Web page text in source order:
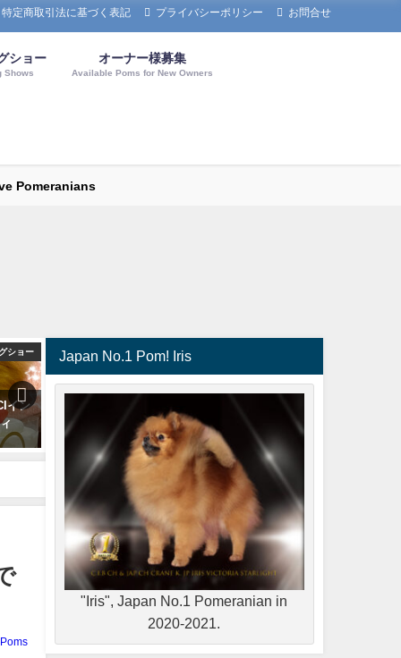
特定商取引法に基づく表記 プライバシーポリシー お問合せ
ショー
Shows
オーナー様募集
Available Poms for New Owners
Pomeranians
ショー
イン
ドッグショー
チャンピオン・タイトル完成！
2021-11-10
阪インターでWD！大阪
MCC獲得！
2022-01-03
Japan No.1 Pom! Iris
"Iris", Japan No.1 Pomeranian in
2020-2021.